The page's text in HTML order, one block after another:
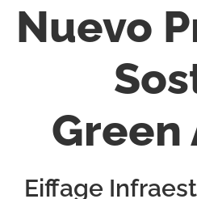
Nuevo
Green
Eiffage